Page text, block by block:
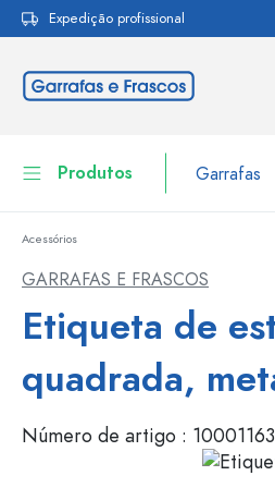
Saltar para a
Expedição profissional
Produtos Garrafas
Louça de mesa
Embalagens cosméticas
Acessórios
GARRAFAS E FRASCOS
Etiqueta de
quadrada,
Número de artigo :